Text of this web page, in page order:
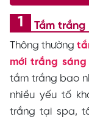
Tắm trắng
Thông thường
mới trắng sáng
tắm trắng bao
nhiều yếu tố
trắng tại spa,